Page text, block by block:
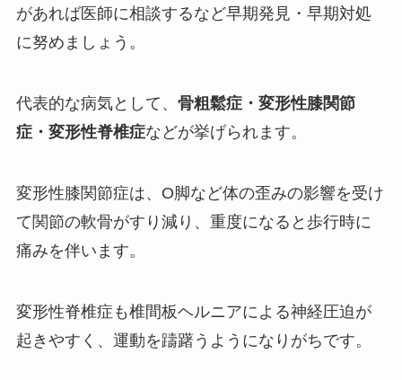
があれば医師に相談するなど早期発見・早期対処
に努めましょう。
代表的な病気として、 骨粗鬆症・変形性膝関節
症・変形性脊椎症などが挙げられます。
変形性膝関節症は、O脚など体の歪みの影響を受け
て関節の軟骨がすり減り、重度になると歩行時に
痛みを伴います。
変形性脊椎症も椎間板ヘルニアによる神経圧迫が
起きやすく、運動を躊躇うようになりがちです。